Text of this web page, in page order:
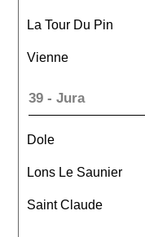
La Tour Du Pin
Vienne
39 - Jura
Dole
Lons Le Saunier
Saint Claude